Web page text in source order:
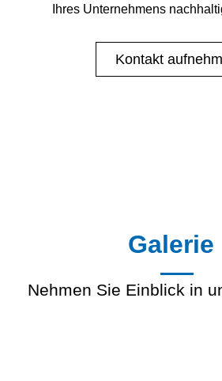
Ihres Unternehmens
Kontakt
Galerie
Nehmen Sie Einblick in